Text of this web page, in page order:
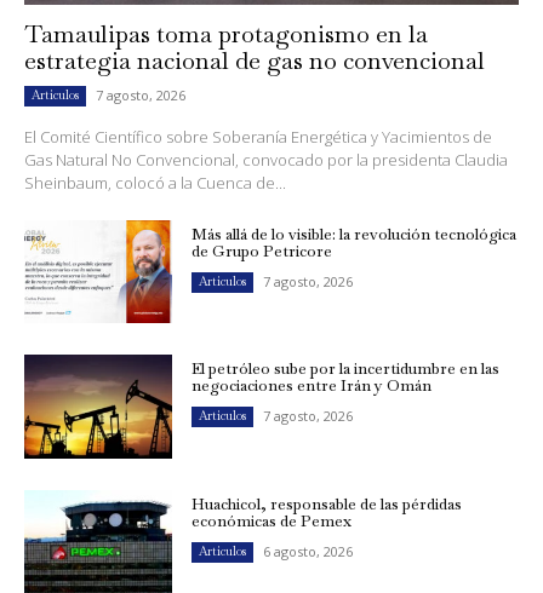
Tamaulipas toma protagonismo en la
estrategia nacional de gas no convencional
Artículos 7 agosto, 2026
El Comité Científico sobre Soberanía Energética y Yacimientos de
Gas Natural No Convencional, convocado por la presidenta Claudia
Sheinbaum, colocó a la Cuenca de...
Más allá de lo visible: la revolución tecnológica
de Grupo Petricore
Artículos 7 agosto, 2026
El petróleo sube por la incertidumbre en las
negociaciones entre Irán y Omán
Artículos 7 agosto, 2026
Huachicol, responsable de las pérdidas
económicas de Pemex
Artículos 6 agosto, 2026